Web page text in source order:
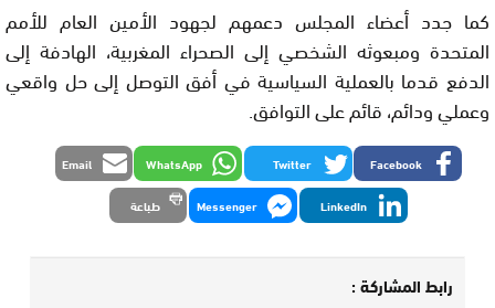
كما جدد أعضاء المجلس دعمهم لجهود الأمين العام للأمم
المتحدة ومبعوثه الشخصي إلى الصحراء المغربية، الهادفة إلى
الدفع قدما بالعملية السياسية في أفق التوصل إلى حل واقعي
وعملي ودائم، قائم على التوافق.
Facebook
Twitter
WhatsApp
Email
LinkedIn
Messenger طباعة
رابط المشاركة :